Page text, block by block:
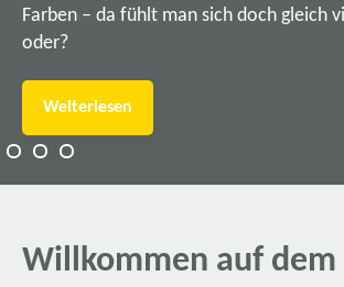
Farben – da fühlt man sich doch gleich
oder?
Weiterlesen
Willkommen auf dem